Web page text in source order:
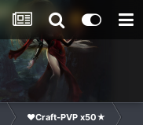
❤Craft-PVP x50★